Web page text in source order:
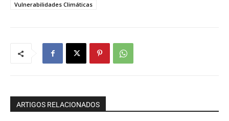
Vulnerabilidades Climáticas
ARTIGOS RELACIONADOS